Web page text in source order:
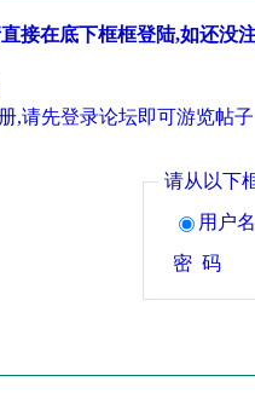
接在底下框框登陆,如还没
,请先登录论坛即可游览帖子
请从以下
用户名
密 码